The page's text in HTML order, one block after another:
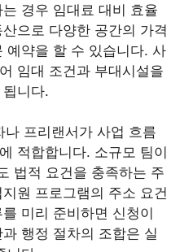
경우 임대료 대비 효율
으로 다양한 공간의 가격
예약을 할 수 있습니다. 사
임대 조건과 부대시설을
니다.
나 프리랜서가 사업 흐름
적합합니다. 소규모 팀이
법적 요건을 충족하는 주
원 프로그램의 주소 요건
미리 준비하면 신청이
행정 절차의 조합은 실